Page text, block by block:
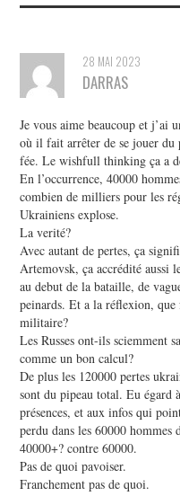
28 MAI 2023
DARRAS
Je vous aime beaucoup et j’ai
où il fait arrêter de se jouer du
fée. Le wishfull thinking ça a
En l’occurrence, 40000
combien de milliers pour les
Ukrainiens explose.
La verité?
Avec autant de pertes, ça
Artemovsk, ça accrédité aussi
au debut de la bataille, de
peinards. Et a la réflexion, que
militaire?
Les Russes ont-ils sciemment
comme un bon calcul?
De plus les 120000 pertes
sont du pipeau total. Eu égard
présences, et aux infos qui
perdu dans les 60000 hommes
40000+? contre 60000.
Pas de quoi pavoiser.
Franchement pas de quoi.